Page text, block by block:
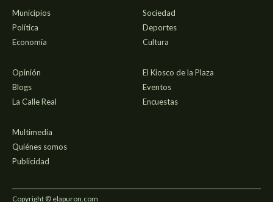
Municipios
Política
Economía
Sociedad
Deportes
Cultura
Opinión
Blogs
La Calle Real
El Kiosco de la Plaza
Eventos
Encuestas
Multimedia
Quiénes somos
Publicidad
Copyright © elapuron.com